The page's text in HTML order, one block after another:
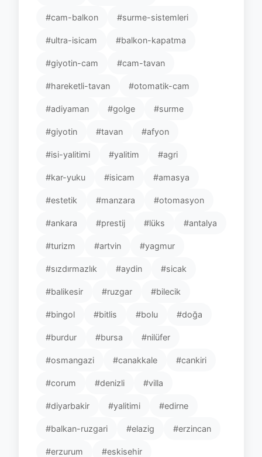
#cam-balkon #surme-sistemleri
#ultra-isicam #balkon-kapatma
#giyotin-cam #cam-tavan
#hareketli-tavan #otomatik-cam
#adiyaman #golge #surme
#giyotin #tavan #afyon
#isi-yalitimi #yalitim #agri
#kar-yuku #isicam #amasya
#estetik #manzara #otomasyon
#ankara #prestij #lüks #antalya
#turizm #artvin #yagmur
#sızdırmazlık #aydin #sicak
#balikesir #ruzgar #bilecik
#bingol #bitlis #bolu #doğa
#burdur #bursa #nilüfer
#osmangazi #canakkale #cankiri
#corum #denizli #villa
#diyarbakir #yalitimi #edirne
#balkan-ruzgari #elazig #erzincan
#erzurum #eskisehir